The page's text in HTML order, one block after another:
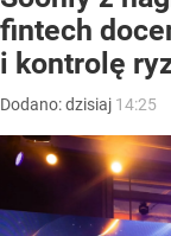
fintech
i kontrolę
Dodano:dzisiaj 14:25